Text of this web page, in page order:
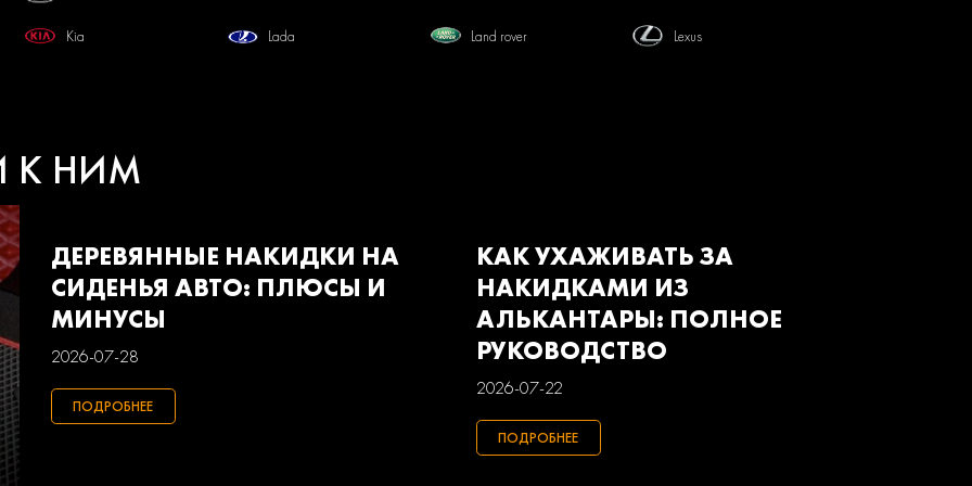
Kia Lada Land rover Lexus
Smart
К НИМ
ДЕРЕВЯННЫЕ НАКИДКИ НА
СИДЕНЬЯ АВТО: ПЛЮСЫ И
МИНУСЫ
2026-07-28
ПОДРОБНЕЕ
КАК УХАЖИВАТЬ ЗА
НАКИДКАМИ ИЗ
АЛЬКАНТАРЫ: ПОЛНОЕ
РУКОВОДСТВО
2026-07-22
ПОДРОБНЕЕ